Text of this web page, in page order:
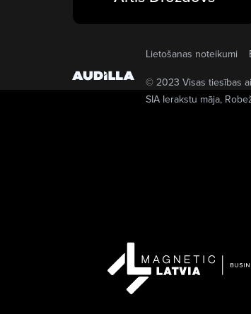
Lietošanas noteikumi
© 2023 Visas tiesības
SIA Ierakstu māja,